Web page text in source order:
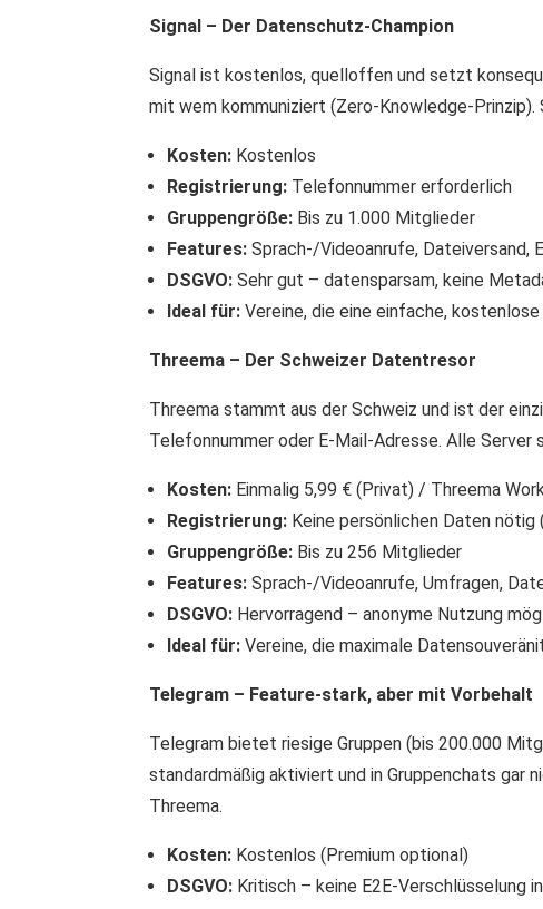
Signal – Der Datenschutz-Champion
Signal ist kostenlos, quelloffen und setzt
mit wem kommuniziert (Zero-Knowledge-
Kosten: Kostenlos
Registrierung: Telefonnummer erforderlich
Gruppengröße: Bis zu 1.000 Mitglieder
Features:Sprach-/Videoanrufe, Dateiversand,
DSGVO:Sehr gut – datensparsam, keine
Ideal für:Vereine, die eine einfache,
Threema – Der Schweizer Datentresor
Threema stammt aus der Schweiz und ist der
Telefonnummer oder E-Mail-Adresse. Alle Server
Kosten: Einmalig 5,99 € (Privat) / Threema
Registrierung: Keine persönlichen Daten nötig
Gruppengröße: Bis zu 256 Mitglieder
Features:Sprach-/Videoanrufe, Umfragen,
DSGVO: Hervorragend – anonyme Nutzung
Ideal für:Vereine, die maximale
Telegram – Feature-stark, aber mit Vorbehalt
Telegram bietet riesige Gruppen (bis 200.000
standardmäßig aktiviert und in Gruppenchats gar
Threema.
Kosten: Kostenlos (Premium optional)
DSGVO: Kritisch – keine E2E-Verschlüsselung